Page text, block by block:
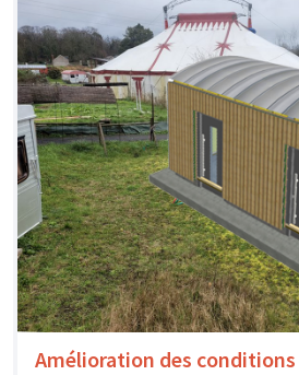
Amélioration des